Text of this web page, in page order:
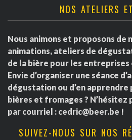
NOS ATELIERS
Nous animons et proposons de
animations, ateliers de
de la bière pour les
Envie d’organiser une séance
dégustation ou d’en apprendre
bières et fromages ? N’hésitez
par courriel : cedric@beer.be !
SUIVEZ-NOUS SUR NOS